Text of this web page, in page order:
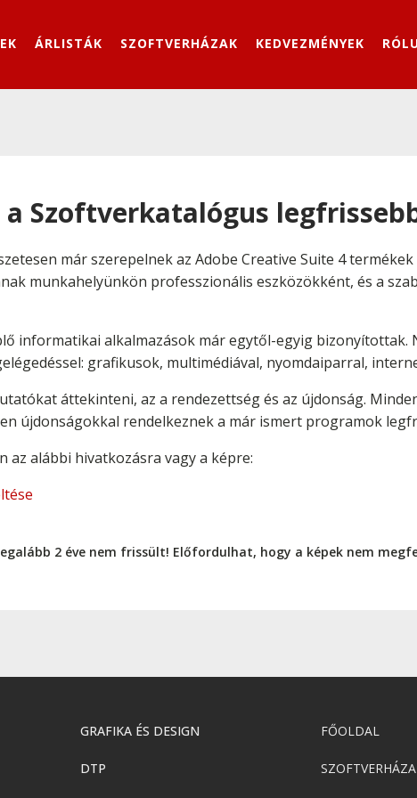
ÁRLISTÁK SZOFTVERHÁZAK KEDVEZMÉNYEK
Szoftverkatalógus
már szerepelnek az Adobe Creative Suite 4
munkahelyünkön professzionális eszközökként, és a
informatikai alkalmazások már egytől-egyig bizonyítottak.
grafikusok, multimédiával, nyomdaiparral,
áttekinteni, az a rendezettség és az újdonság.
újdonságokkal rendelkeznek a már ismert programok
az alábbi hivatkozásra vagy a képre:
2 éve nem frissült! Előfordulhat, hogy a képek nem
GRAFIKA ÉS DESIGN
DTP
FŐOLDAL